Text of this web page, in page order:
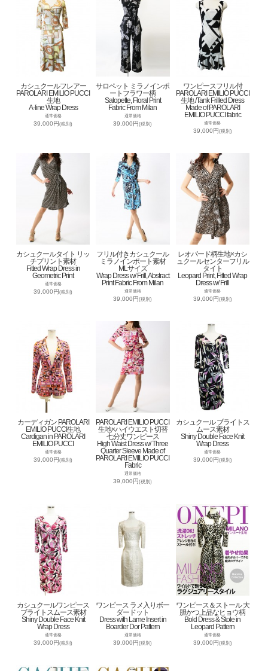
カシュクールフレアー
PAROLARI EMILIO PUCCI
生地
A-line Wrap Dress
通常価格
39,000円(税別)
サロペット ミラノインポ
ートフラワー柄
Salopette, Floral Print
Fabric From Milan
通常価格
39,000円(税別)
ワンピースフリル付
PAROLARI EMILIO PUCCI
生地 /Tank Frilled Dress
Made of PAROLARI
EMILIO PUCCI fabric
通常価格
39,000円(税別)
カシュクールタイト リッ
チプリント素材
Fitted Wrap Dress in
Geometric Print
通常価格
39,000円(税別)
フリル付きカシュクール
ミラノインポート素材
MLサイズ
Wrap Dress w/ Frill, Abstract
Print Fabric From Milan
通常価格
39,000円(税別)
レオパード柄生地×カシ
ュクールセンターフリル
タイト
Leopard Print, Fitted Wrap
Dress w/ Frill
通常価格
39,000円(税別)
カーディガン PAROLARI
EMILIO PUCCI生地
Cardigan in PAROLARI
EMILIO PUCCI
通常価格
39,000円(税別)
PAROLARI EMILIO PUCCI
生地×ハイウエスト切替
七分丈ワンピース
High Waist Dress w/ Three
Quarter Sleeve Made of
PAROLARI EMILIO PUCCI
Fabric
通常価格
39,000円(税別)
カシュクール ブライトス
ムース素材
Shiny Double Face Knit
Wrap Dress
通常価格
39,000円(税別)
カシュクールワンピース
ブライトスムース素材
Shiny Double Face Knit
Wrap Dress
通常価格
39,000円(税別)
ワンピース ラメ入りボー
ダードット
Dress with Lame Insert in
Boarder Dor Pattern
通常価格
39,000円(税別)
ワンピース＆ストール 大
胆かつ上品なヒョウ柄
Bold Dress & Stole in
Leopard Pattern
通常価格
39,000円(税別)